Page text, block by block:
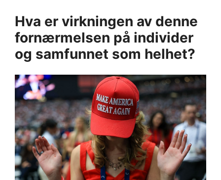
Hva er virkningen av denne
fornærmelsen på individer
og samfunnet som helhet?